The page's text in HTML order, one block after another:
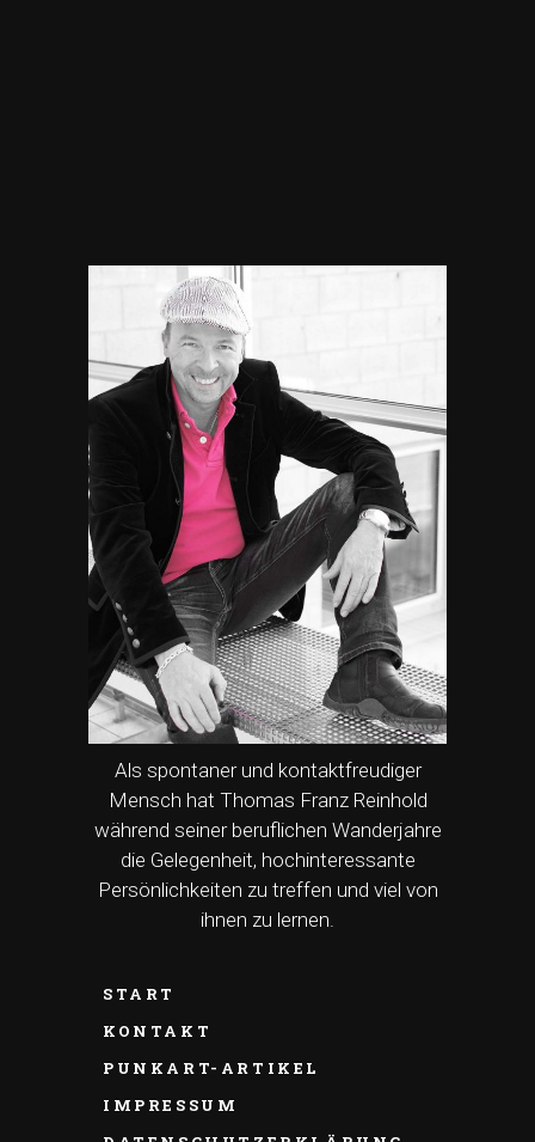
Als spontaner und kontaktfreudiger
Mensch hat Thomas Franz Reinhold
während seiner beruflichen Wanderjahre
die Gelegenheit, hochinteressante
Persönlichkeiten zu treffen und viel von
ihnen zu lernen.
START
KONTAKT
PUNKART-ARTIKEL
IMPRESSUM